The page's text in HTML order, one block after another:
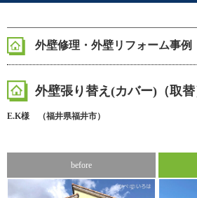
工事店番号
外壁修理・外壁リフォーム事例
外壁張り替え(カバー)（取替
E.K様 （福井県福井市）
before